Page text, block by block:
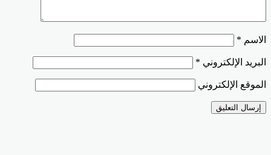
الاسم *
البريد الإلكتروني *
الموقع الإلكتروني